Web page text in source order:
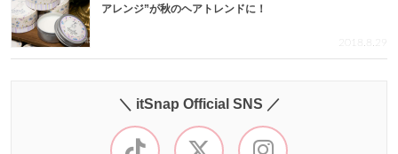
アレンジ”が秋のヘアトレンドに！
2018.8.29
＼ itSnap Official SNS ／